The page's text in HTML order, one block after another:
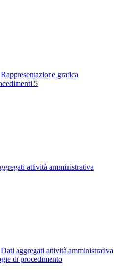
Rappresentazione grafica
5
attività amministrativa
Dati aggregati attività amministrativa
di procedimento